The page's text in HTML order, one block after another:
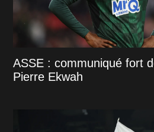
ASSE : communiqué fort
Pierre Ekwah